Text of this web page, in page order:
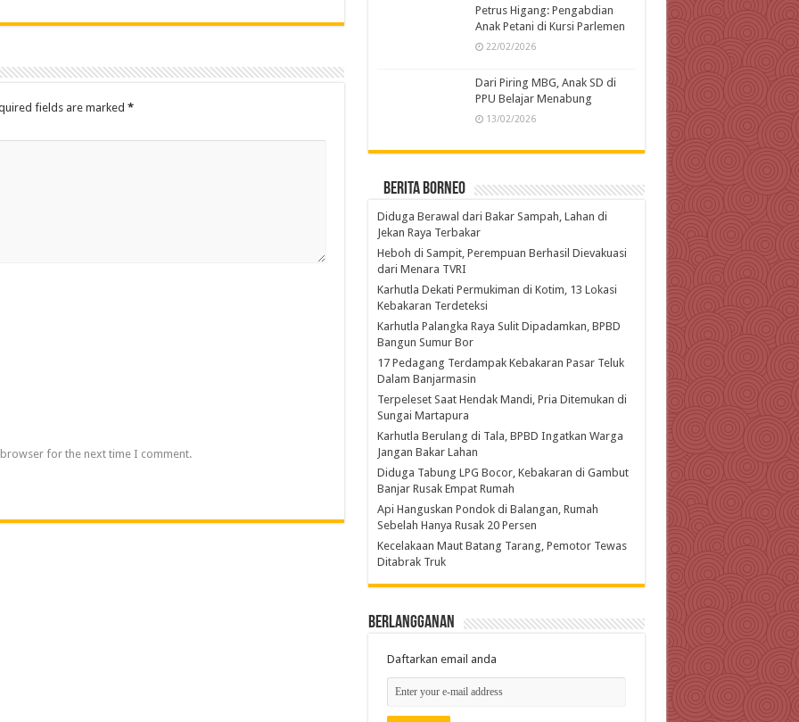
fields are marked *
for the next time I comment.
Petrus Higang: Pengabdian
Anak Petani di Kursi Parlemen
22/02/2026
Dari Piring MBG, Anak SD di
PPU Belajar Menabung
13/02/2026
Berita Borneo
Diduga Berawal dari Bakar Sampah, Lahan di
Jekan Raya Terbakar
Heboh di Sampit, Perempuan Berhasil Dievakuasi
dari Menara TVRI
Karhutla Dekati Permukiman di Kotim, 13 Lokasi
Kebakaran Terdeteksi
Karhutla Palangka Raya Sulit Dipadamkan, BPBD
Bangun Sumur Bor
17 Pedagang Terdampak Kebakaran Pasar Teluk
Dalam Banjarmasin
Terpeleset Saat Hendak Mandi, Pria Ditemukan di
Sungai Martapura
Karhutla Berulang di Tala, BPBD Ingatkan Warga
Jangan Bakar Lahan
Diduga Tabung LPG Bocor, Kebakaran di Gambut
Banjar Rusak Empat Rumah
Api Hanguskan Pondok di Balangan, Rumah
Sebelah Hanya Rusak 20 Persen
Kecelakaan Maut Batang Tarang, Pemotor Tewas
Ditabrak Truk
Berlangganan
Daftarkan email anda